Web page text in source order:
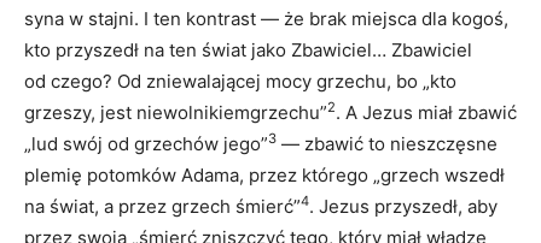
syna w stajni. I ten kontrast — że brak miejsca dla kogoś,
kto przyszedł na ten świat jako Zbawiciel… Zbawiciel
od czego? Od zniewalającej mocy grzechu, bo „kto
grzeszy, jest niewolnikiemgrzechu”2. A Jezus miał zbawić
„lud swój od grzechów jego”3 — zbawić to nieszczęsne
plemię potomków Adama, przez którego „grzech wszedł
na świat, a przez grzech śmierć”4. Jezus przyszedł, aby
przez swoją „śmierć zniszczyć tego, który miał władzę